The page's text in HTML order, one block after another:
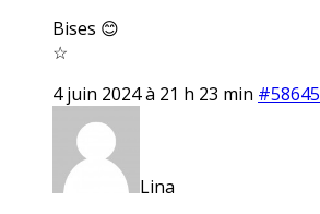
Bises 😊
☆
4 juin 2024 à 21 h 23 min #58645
Lina